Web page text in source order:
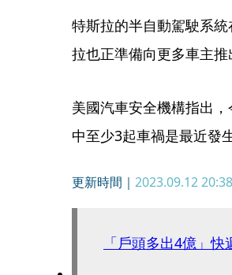
特斯拉的半自動駕駛系
拉也正準備向更多車主推
美國汽車安全機構指出
中至少3起車禍是最近發生
更新時間｜ 2023.09.12 20:38
「戶頭多出4億」